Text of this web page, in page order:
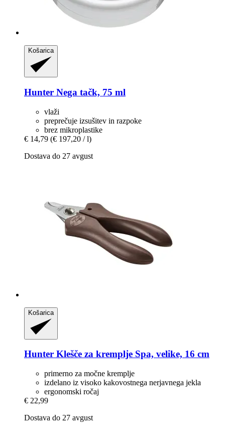
Košarica
Hunter Nega tačk, 75 ml
vlaži
preprečuje izsušitev in razpoke
brez mikroplastike
€ 14,79 (€ 197,20 / l)
Dostava do 27 avgust
Košarica
Hunter Klešče za kremplje Spa, velike, 16 cm
primerno za močne kremplje
izdelano iz visoko kakovostnega nerjavnega jekla
ergonomski ročaj
€ 22,99
Dostava do 27 avgust